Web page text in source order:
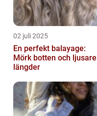
02 juli 2025
En perfekt balayage:
Mörk botten och ljusare
längder